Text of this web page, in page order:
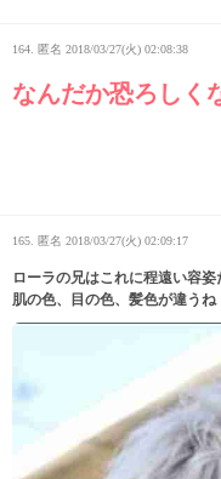
164. 匿名 2018/03/27(火) 02:08:38
なんだか恐ろし
165. 匿名 2018/03/27(火) 02:09:17
ローラの兄はこれに程遠い容姿
肌の色、目の色、髪色が違うね